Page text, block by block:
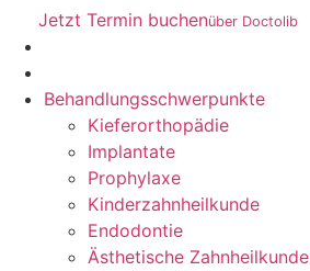
Jetzt Termin buchenüber Doctolib
Behandlungsschwerpunkte
Kieferorthopädie
Implantate
Prophylaxe
Kinderzahnheilkunde
Endodontie
Ästhetische Zahnheilkunde